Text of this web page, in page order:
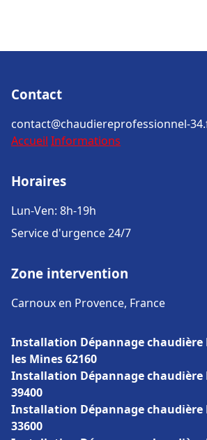
Contact
contact@chaudiereprofessionnel-
Accueil Informations
Horaires
Lun-Ven: 8h-19h
Service d'urgence 24/7
Zone intervention
Carnoux en Provence, France
Installation Dépannage chaudière
les Mines 62160
Installation Dépannage chaudière
39400
Installation Dépannage chaudière
33600